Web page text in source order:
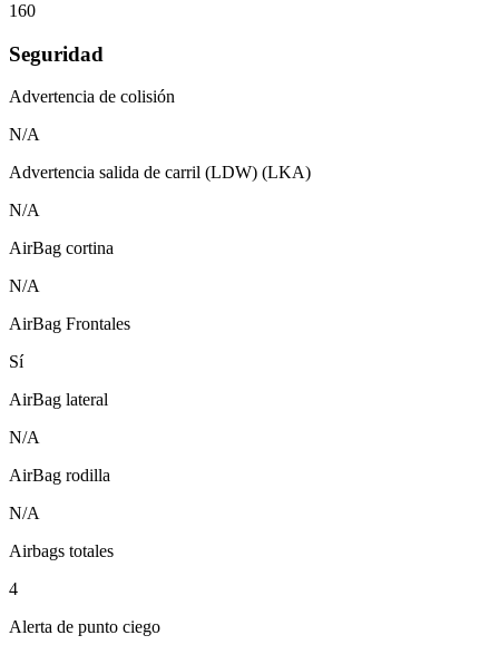
160
Seguridad
Advertencia de colisión
N/A
Advertencia salida de carril (LDW) (LKA)
N/A
AirBag cortina
N/A
AirBag Frontales
Sí
AirBag lateral
N/A
AirBag rodilla
N/A
Airbags totales
4
Alerta de punto ciego